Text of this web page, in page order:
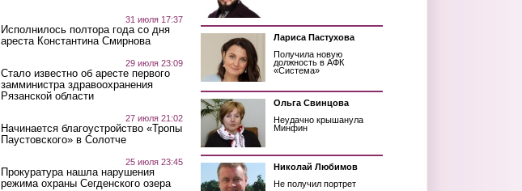
31 июля 17:37
Исполнилось полтора года со дня
ареста Константина Смирнова
29 июля 23:09
Стало известно об аресте первого
замминистра здравоохранения
Рязанской области
27 июля 21:02
Начинается благоустройство «Тропы
Паустовского» в Солотче
25 июля 23:45
Прокуратура нашла нарушения
режима охраны Сегденского озера
Лариса Пастухова
Получила новую
должность в АФК
«Система»
Ольга Свинцова
Неудачно крышанула
Минфин
Николай Любимов
Не получил портрет